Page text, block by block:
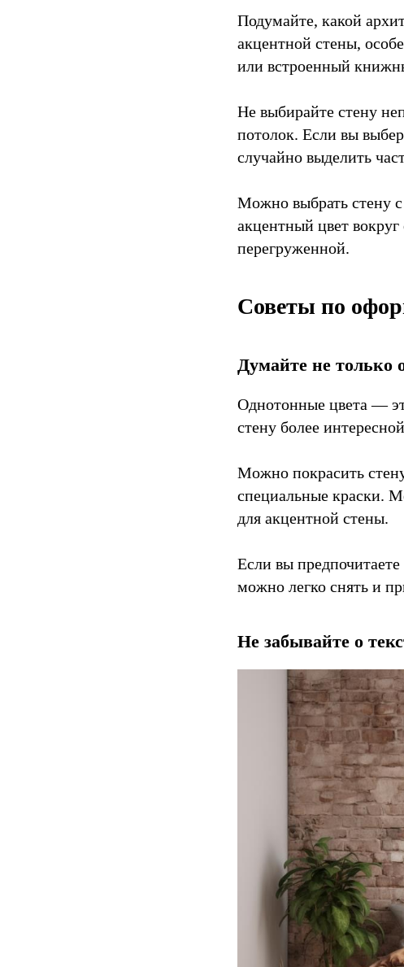
Подумайте, какой
акцентной стены,
или встроенный
Не выбирайте стену
потолок. Если вы
случайно выделить
Можно выбрать стену
акцентный цвет
перегруженной.
Советы по
Думайте не только
Однотонные цвета —
стену более
Можно покрасить
специальные краски.
для акцентной стены.
Если вы
можно легко снять и
Не забывайте о